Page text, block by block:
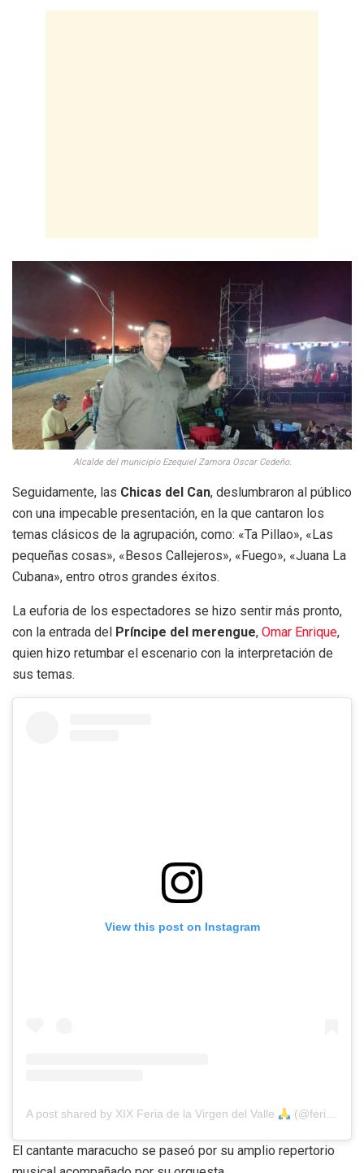
Alcalde del municipio Ezequiel Zamora Oscar Cedeño.
Seguidamente, las Chicas del Can, deslumbraron al público
con una impecable presentación, en la que cantaron los
temas clásicos de la agrupación, como: «Ta Pillao», «Las
pequeñas cosas», «Besos Callejeros», «Fuego», «Juana La
Cubana», entro otros grandes éxitos.
La euforia de los espectadores se hizo sentir más pronto,
con la entrada del Príncipe del merengue, Omar Enrique,
quien hizo retumbar el escenario con la interpretación de
sus temas.
View this post on Instagram
A post shared by XIX Feria de la Virgen del Valle (@feriavirgendelvalleoficial)
El cantante maracucho se paseó por su amplio repertorio